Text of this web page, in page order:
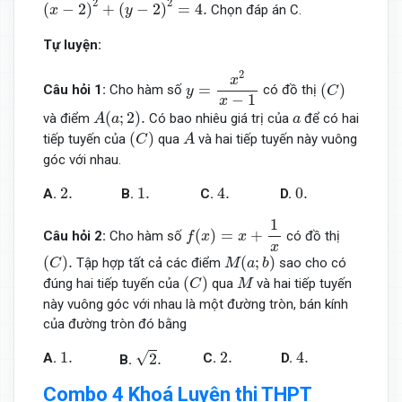
(x − 2)2 + (y − 2)2 = 4. Chọn đáp án C.
Tự luyện:
Câu hỏi 1: Cho hàm số y =
x2
x − 1
1
có đồ thị (C)
(C)
và điểm A(a; 2).
A(a 2). Có bao nhiêu giá trị của a
ađể có hai
tiếp tuyến của (C)
(C) qua A
Avà hai tiếp tuyến này vuông
góc với nhau.
A. 2.
2. B. 1.
1. C. 4.
4. D. 0.
0.
Câu hỏi 2: Cho hàm số f(x) = x +
1
x
có đồ thị
(C).
(C). Tập hợp tất cả các điểm M(a; b)
M(a b)
sao cho có
đúng hai tiếp tuyến của (C)
(C) qua M
Mvà hai tiếp tuyến
này vuông góc với nhau là một đường tròn, bán kính
của đường tròn đó bằng
A. 1.
1. B. √2.
. C. 2.
2. D. 4.
4.
Combo 4 Khoá Luyện thi THPT